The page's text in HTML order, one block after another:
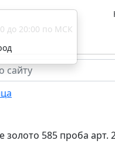
до 20:00 по МСК
золото 585 проба арт.